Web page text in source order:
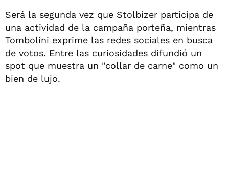
Será la segunda vez que Stolbizer participa de
una actividad de la campaña porteña, mientras
Tombolini exprime las redes sociales en busca
de votos. Entre las curiosidades difundió un
spot que muestra un "collar de carne" como un
bien de lujo.